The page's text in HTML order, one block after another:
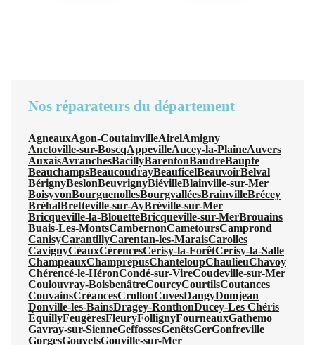
Nos réparateurs du département
AgneauxAgon-CoutainvilleAirelAmigny
Anctoville-sur-BoscqAppevilleAucey-la-PlaineAuvers
AuxaisAvranchesBacillyBarentonBaudreBaupte
BeauchampsBeaucoudrayBeauficelBeauvoirBelval
BérignyBeslonBeuvrignyBiévilleBlainville-sur-Mer
BoisyvonBourguenollesBourgvalléesBrainvilleBrécey
BréhalBretteville-sur-AyBréville-sur-Mer
Bricqueville-la-BlouetteBricqueville-sur-MerBrouains
Buais-Les-MontsCambernonCametoursCamprond
CanisyCarantillyCarentan-les-MaraisCarolles
CavignyCéauxCérencesCerisy-la-ForêtCerisy-la-Salle
ChampeauxChamprepusChanteloupChaulieuChavoy
Chérencé-le-HéronCondé-sur-VireCoudeville-sur-Mer
Coulouvray-BoisbenâtreCourcyCourtilsCoutances
CouvainsCréancesCrollonCuvesDangyDomjean
Donville-les-BainsDragey-RonthonDucey-Les Chéris
ÉquillyFeugèresFleuryFollignyFourneauxGathemo
Gavray-sur-SienneGeffossesGenêtsGerGonfreville
GorgesGouvetsGouville-sur-Mer